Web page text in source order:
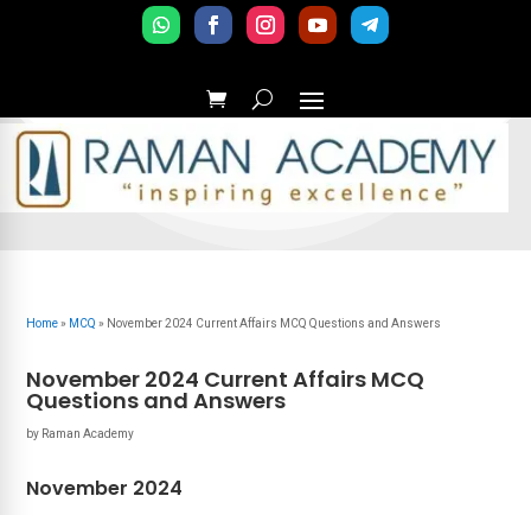
Home» MCQ » November 2024 Current Affairs MCQ Questions and Answers
November 2024 Current Affairs MCQ
Questions and Answers
by Raman Academy
November 2024